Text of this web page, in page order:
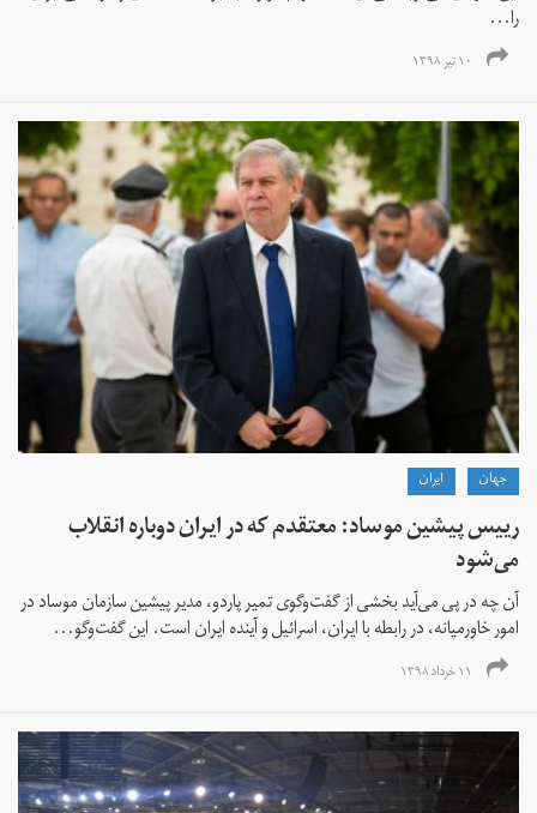
را...
۱۰ تیر ۱۳۹۸
جهان ايران
رییس پیشین موساد: معتقدم که در ایران دوباره انقلاب
می‌شود
آن چه در پی می‌‌آید بخشی از گفت‌وگوی تمیر پاردو، مدیر پیشین سازمان موساد در
امور خاورمیانه، در رابطه با ایران، اسرائیل و آینده ایران است. این گفت‌وگو...
۱۱ خرداد ۱۳۹۸